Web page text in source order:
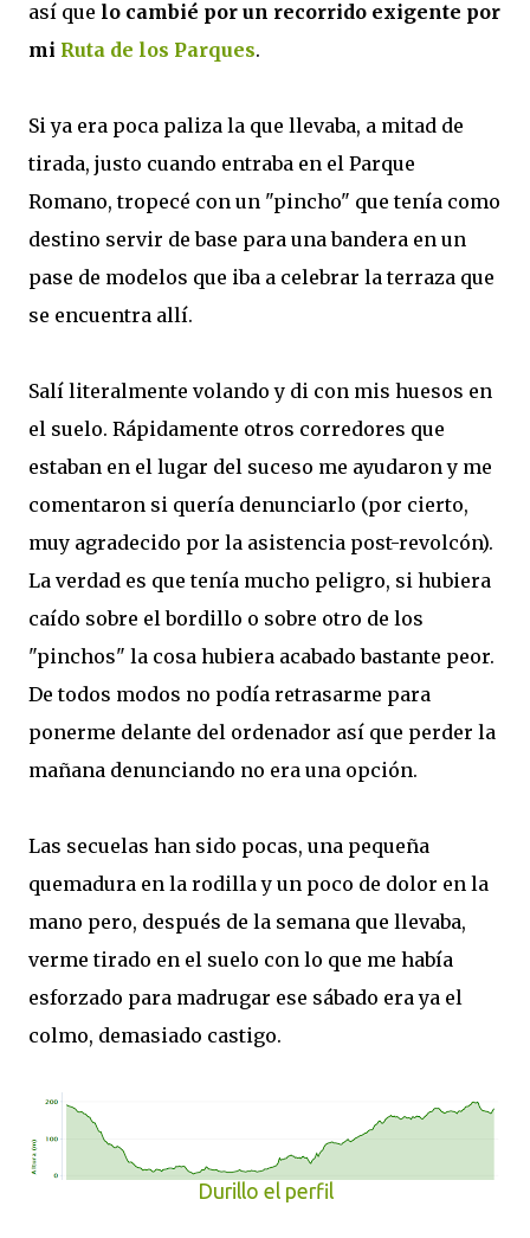
así que lo cambié por un recorrido exigente por
mi Ruta de los Parques.
Si ya era poca paliza la que llevaba, a mitad de
tirada, justo cuando entraba en el Parque
Romano, tropecé con un "pincho" que tenía como
destino servir de base para una bandera en un
pase de modelos que iba a celebrar la terraza que
se encuentra allí.
Salí literalmente volando y di con mis huesos en
el suelo. Rápidamente otros corredores que
estaban en el lugar del suceso me ayudaron y me
comentaron si quería denunciarlo (por cierto,
muy agradecido por la asistencia post-revolcón).
La verdad es que tenía mucho peligro, si hubiera
caído sobre el bordillo o sobre otro de los
"pinchos" la cosa hubiera acabado bastante peor.
De todos modos no podía retrasarme para
ponerme delante del ordenador así que perder la
mañana denunciando no era una opción.
Las secuelas han sido pocas, una pequeña
quemadura en la rodilla y un poco de dolor en la
mano pero, después de la semana que llevaba,
verme tirado en el suelo con lo que me había
esforzado para madrugar ese sábado era ya el
colmo, demasiado castigo.
Durillo el perfil